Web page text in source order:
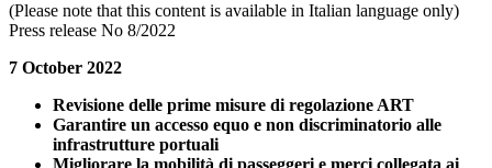
(Please note that this content is available in Italian language only)
Press release No 8/2022
7 October 2022
Revisione delle prime misure di regolazione ART
Garantire un accesso equo e non discriminatorio alle
infrastrutture portuali